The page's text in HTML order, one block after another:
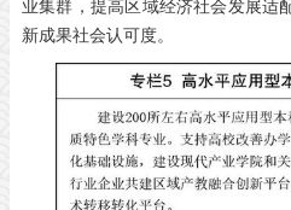
业集群，提高区域经济社会发展适
新成果社会认可度。